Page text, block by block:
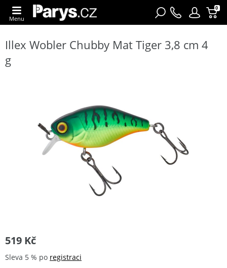
0
Menu
Illex Wobler Chubby Mat Tiger 3,8 cm 4
g
519 Kč
Sleva 5 % po registraci